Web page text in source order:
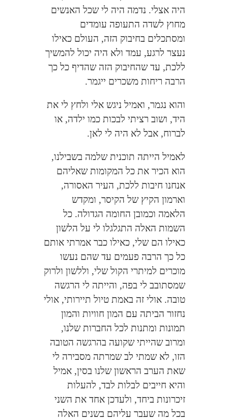
היה אצלי. נדמה היה לי שכל האנשים
מחוץ לשדה התעופה עומדים
ומסתכלים בחיבוק הזה, העולם כאילו
נעצר לרגע, עמד ולא היה יכול להמשיך
ללכת, עד שהחיבוק הזה שהדיף כל כך
הרבה ריחות משכרים ייגמר.
והוא נגמר, ואמיל ניגש אלי ולחץ לי את
היד, ושוב רציתי לבכות כמו ילדה, או
לברוח, אבל לא היה לי לאן.
לאמיל הייתה תוכנית שלמה בשבילנו,
הוא הכיר את כל המקומות שאליהם
אנחנו חיבות ללכת, העיר האסורה,
וארמון הקיץ של הקיסר, ומקדש
הלאמה וכמובן החומה הגדולה. כל
השמות האלה התגלגלו לי על הלשון
כאילו הם שלי, כאילו כבר אמרתי אותם
כל כך הרבה פעמים עד שהם נעשו
מוכרים למיתרי הקול שלי, וללשון ולרוק
שמסתובב לי בפה, והייתה לי הרגשה
טובה. אולי זה באמת טיול תיירותי, אולי
נחזור הביתה עם המון חוויות והמון
תמונות ומתנות לכל החברות שלנו,
ומרוב שהייתי שקועה בהרגשה הטובה
הזו, לא שמתי לב שמרתה מסבירה לי
שאת הערב הראשון שלנו בסין, אמיל
והיא חייבים לבלות לבד, להעלות
זיכרונות ביחד, ולעדכן אחד את השני
בכל מה שעבר עליהם בשנים האלה